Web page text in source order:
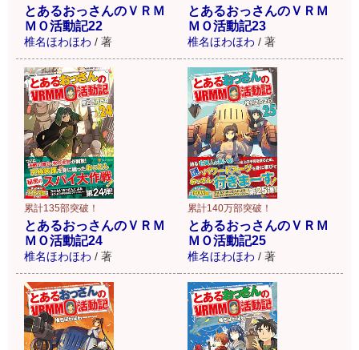
とあるおっさんのＶＲＭ
ＭＯ活動記22
椎名ほわほわ / 著
とあるおっさんのＶＲＭ
ＭＯ活動記23
椎名ほわほわ / 著
累計135部突破！
とあるおっさんのＶＲＭ
ＭＯ活動記24
椎名ほわほわ / 著
累計140万部突破！
とあるおっさんのＶＲＭ
ＭＯ活動記25
椎名ほわほわ / 著